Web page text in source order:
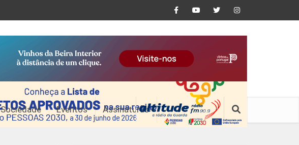
Sociedade Eventos Assinaturas